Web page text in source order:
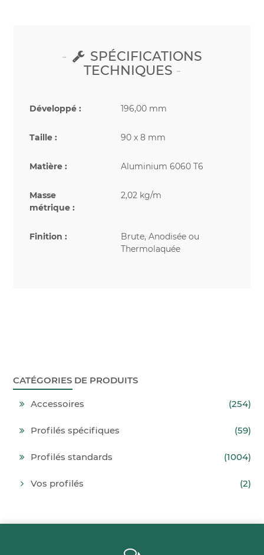
SPÉCIFICATIONS
TECHNIQUES
Développé : 196,00 mm
Taille : 90 x 8 mm
Matière : Aluminium 6060 T6
Masse
métrique :
2,02 kg/m
Finition :
Brute, Anodisée ou
Thermolaquée
CATÉGORIES DE PRODUITS
Accessoires (254)
Profilés spécifiques (59)
Profilés standards (1004)
Vos profilés (2)